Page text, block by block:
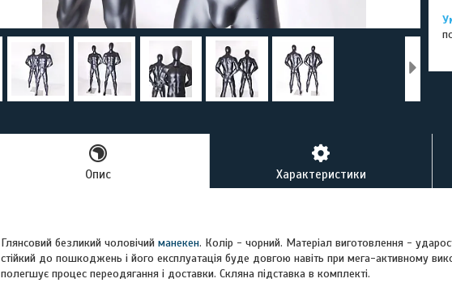
Опис Характеристики
Глянсовий безликий чоловічий манекен. Колір - чорний. Матеріал виготовлення -
стійкий до пошкоджень і його експлуатація буде довгою навіть при мега-активному
полегшує процес переодягання і доставки. Скляна підставка в комплекті.